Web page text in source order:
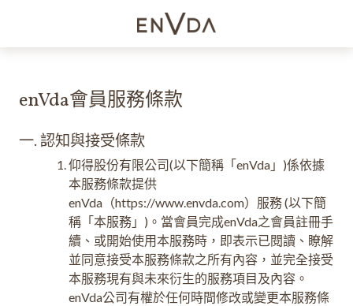
enVda會員服務條款
一. 認知與接受條款
仰得股份有限公司(以下簡稱「enVda」)係依據
本服務條款提供
enVda（https://www.envda.com）服務 (以下簡
稱「本服務」)。當會員完成enVda之會員註冊手
續、或開始使用本服務時，即表示已閱讀、瞭解
並同意接受本服務條款之所有內容，並完全接受
本服務現有與未來衍生的服務項目及內容。
enVda公司有權於任何時間修改或變更本服務條